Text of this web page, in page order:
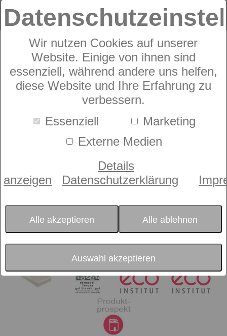
Wir nutzen Cookies auf unserer
Website. Einige von ihnen sind
essenziell, während andere uns helfen,
diese Website und Ihre Erfahrung zu
verbessern.
Essenziell
Marketing
Externe Medien
Details
anzeigen
Datenschutzerklärung
Alle akzeptieren Alle ablehnen
Auswahl akzeptieren
Taschenfederkernmatratze
dormabell Innova
Air T 20 Plus